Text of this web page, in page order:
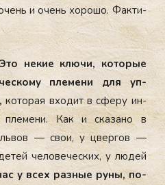
и очень хо­рошо. Фак­ти­
Это не­кие клю­чи, ко­торые
пле­мени для уп­
ко­торая вхо­дит в сфе­ру ин­
пле­мени. Как и ска­зано в
— свои, у цвер­гов —
че­лове­чес­ких, у лю­дей
у всех раз­ные ру­ны, по­